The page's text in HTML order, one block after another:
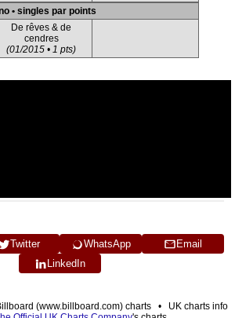
• singles par points
De rêves & de
cendres
(01/2015 • 1 pts)
Twitter WhatsApp
Email
LinkedIn
(www.billboard.com) charts • UK charts info